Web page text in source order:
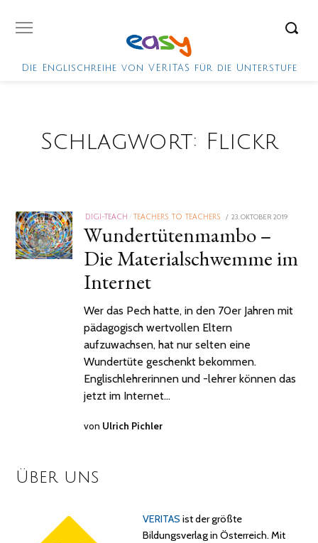
Die Englischreihe von VERITAS für die Unterstufe
Schlagwort: Flickr
DIGI-TEACH TEACHERS TO TEACHERS
POSTED
ON
23. OKTOBER 2019
Wundertütenmambo –
Die Materialschwemme im
Internet
Wer das Pech hatte, in den 70er Jahren mit
pädagogisch wertvollen Eltern
aufzuwachsen, hat nur selten eine
Wundertüte geschenkt bekommen.
Englischlehrerinnen und -lehrer können das
jetzt im Internet…
von Ulrich Pichler
Über uns
VERITAS ist der größte
Bildungsverlag in Österreich. Mit